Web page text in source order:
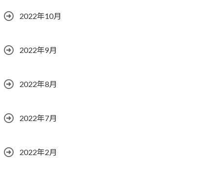
2022年10月
2022年9月
2022年8月
2022年7月
2022年2月